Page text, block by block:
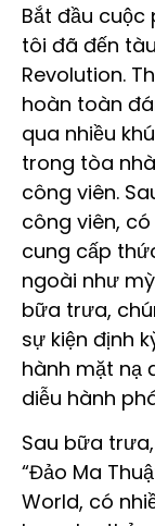
Bắt đầu
tôi đã đến
Revolution.
hoàn toàn
qua nhiều
trong tòa
công viên.
công viên,
cung cấp
ngoài như
bữa trưa,
sự kiện định
hành mặt nạ
diễu hành
Sau bữa
“Đảo Ma
World, có